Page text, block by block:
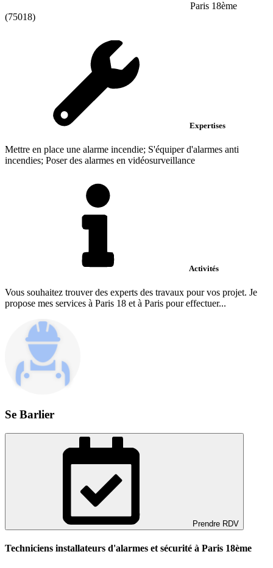
Paris 18ème
(75018)
Expertises
Mettre en place une alarme incendie; S'équiper d'alarmes anti
incendies; Poser des alarmes en vidéosurveillance
Activités
Vous souhaitez trouver des experts des travaux pour vos projet. Je
propose mes services à Paris 18 et à Paris pour effectuer...
Se Barlier
Prendre RDV
Techniciens installateurs d'alarmes et sécurité à Paris 18ème